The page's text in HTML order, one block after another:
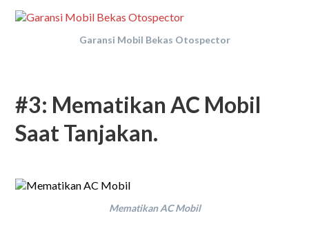
Garansi Mobil Bekas Otospector
#3: Mematikan AC Mobil
Saat Tanjakan.
Mematikan AC Mobil